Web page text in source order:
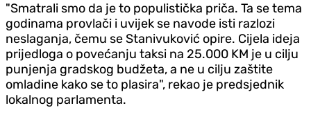
"Smatrali smo da je to populistička priča. Ta se tema
godinama provlači i uvijek se navode isti razlozi
neslaganja, čemu se Stanivuković opire. Cijela ideja
prijedloga o povećanju taksi na 25.000 KM je u cilju
punjenja gradskog budžeta, a ne u cilju zaštite
omladine kako se to plasira", rekao je predsjednik
lokalnog parlamenta.